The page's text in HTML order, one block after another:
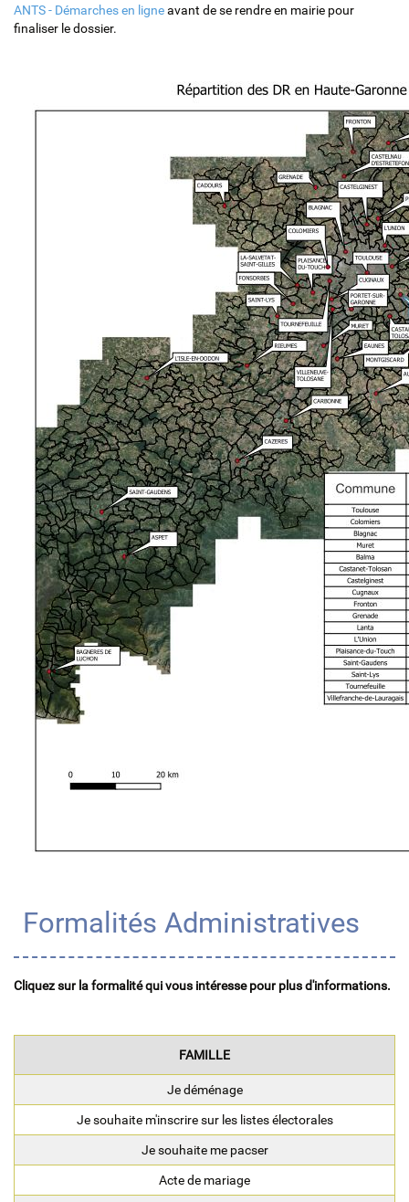
ANTS - Démarches en ligneavant de se rendre en mairie pour
finaliser le dossier.
Formalités Administratives
Cliquez sur la formalité qui vous intéresse pour plus d'informations.
FAMILLE
Je déménage
Je souhaite m'inscrire sur les listes électorales
Je souhaite me pacser
Acte de mariage